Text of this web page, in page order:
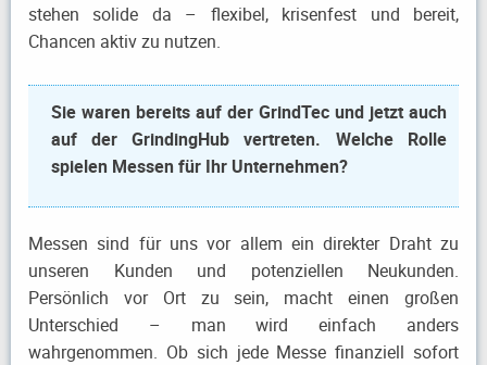
stehen solide da – flexibel, krisenfest und bereit,
Chancen aktiv zu nutzen.
Sie waren bereits auf der GrindTec und jetzt auch
auf der GrindingHub vertreten. Welche Rolle
spielen Messen für Ihr Unternehmen?
Messen sind für uns vor allem ein direkter Draht zu
unseren Kunden und potenziellen Neukunden.
Persönlich vor Ort zu sein, macht einen großen
Unterschied – man wird einfach anders
wahrgenommen. Ob sich jede Messe finanziell sofort